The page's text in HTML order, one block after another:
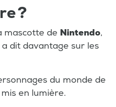
?
mascotte de Nintendo,
a dit davantage sur les
du monde de
en lumière.